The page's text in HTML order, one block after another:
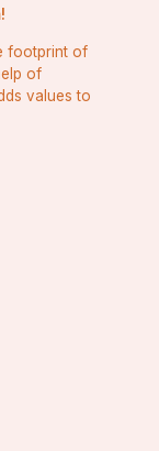
ଭାବରେ
ତ୍ରିରଙ୍ଗା
footprint of
of
values to